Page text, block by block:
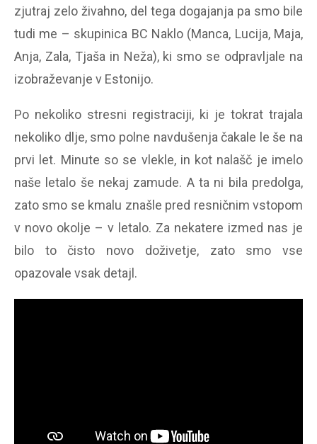
zjutraj zelo živahno, del tega dogajanja pa smo bile
tudi me – skupinica BC Naklo (Manca, Lucija, Maja,
Anja, Zala, Tjaša in Neža), ki smo se odpravljale na
izobraževanje v Estonijo.
Po nekoliko stresni registraciji, ki je tokrat trajala
nekoliko dlje, smo polne navdušenja čakale le še na
prvi let. Minute so se vlekle, in kot nalašč je imelo
naše letalo še nekaj zamude. A ta ni bila predolga,
zato smo se kmalu znašle pred resničnim vstopom
v novo okolje – v letalo. Za nekatere izmed nas je
bilo to čisto novo doživetje, zato smo vse
opazovale vsak detajl.